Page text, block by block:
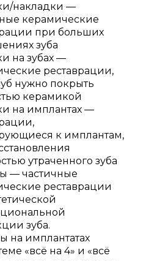
накладки —
керамические
при больших
зуба
на зубах —
реставрации,
нужно покрыть
керамикой
на имплантах —
к имплантам,
утраченного зуба
— частичные
реставрации
зуба.
на имплантатах
«всё на 4» и «всё